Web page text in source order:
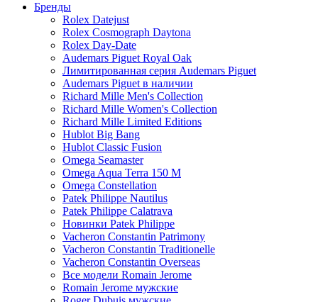
Бренды
Rolex Datejust
Rolex Cosmograph Daytona
Rolex Day-Date
Audemars Piguet Royal Oak
Лимитированная серия Audemars Piguet
Audemars Piguet в наличии
Richard Mille Men's Collection
Richard Mille Women's Collection
Richard Mille Limited Editions
Hublot Big Bang
Hublot Classic Fusion
Omega Seamaster
Omega Aqua Terra 150 M
Omega Constellation
Patek Philippe Nautilus
Patek Philippe Calatrava
Новинки Patek Philippe
Vacheron Constantin Patrimony
Vacheron Constantin Traditionelle
Vacheron Constantin Overseas
Все модели Romain Jerome
Romain Jerome мужские